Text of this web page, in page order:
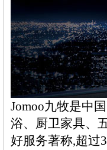
Jomoo九牧是中
浴、厨卫家具、
好服务著称,超过